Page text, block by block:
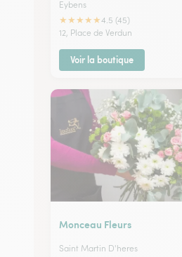
Eybens
★★★★★4.5 (45)
12, Place de Verdun
Voir la boutique
Monceau Fleurs
Saint Martin D'heres